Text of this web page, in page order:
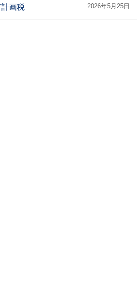
画税
2026年5月25日